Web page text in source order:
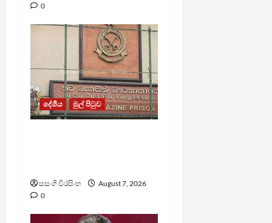
0
දේශීය මුල් පිටුව
සසංගි වීරසිංහ
August 7, 2026
0